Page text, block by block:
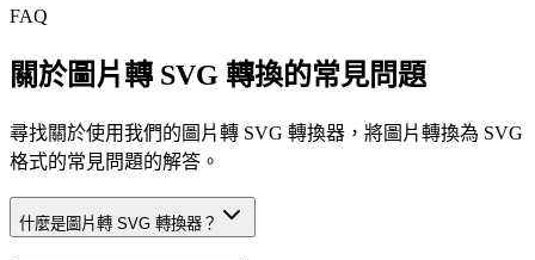
FAQ
關於圖片轉 SVG 轉換的常見問題
尋找關於使用我們的圖片轉 SVG 轉換器，將圖片轉換為 SVG
格式的常見問題的解答。
什麼是圖片轉 SVG 轉換器？